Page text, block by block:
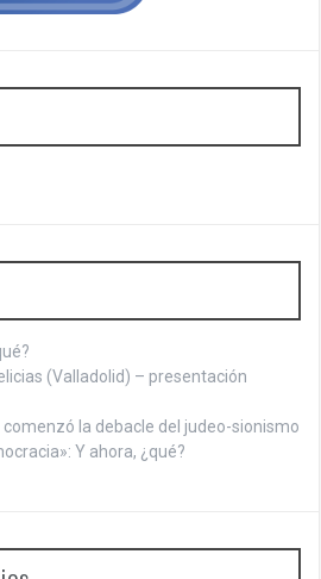
(Valladolid) – presentación
comenzó la debacle del judeo-sionismo
Y ahora, ¿qué?